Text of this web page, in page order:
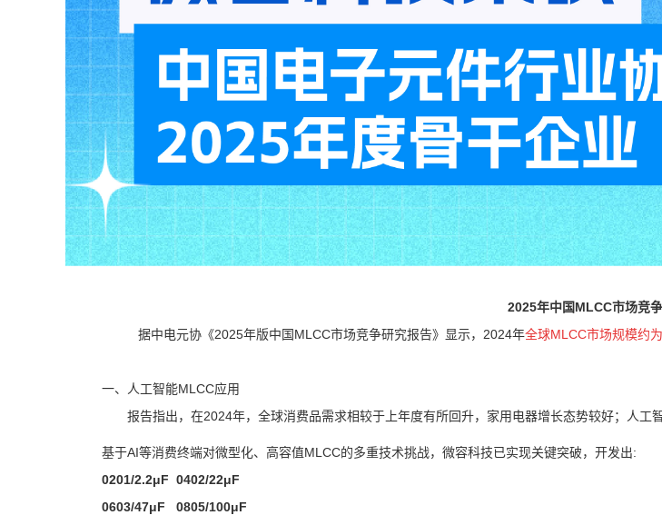
2025年中国MLCC市场竞
据中电元协《2025年版中国MLCC市场竞争研究报告》显示，2024年全球MLCC市场规模约
一、人工智能MLCC应用
报告指出，在2024年，全球消费品需求相较于上年度有所回升，家用电器增长态势较好；
人工
基于AI等消费终端对微型化、高容值MLCC的多重技术挑战，微容科技已实现关键突破，开发出:
0201/2.2μF 0402/22μF
0603/47μF 0805/100μF